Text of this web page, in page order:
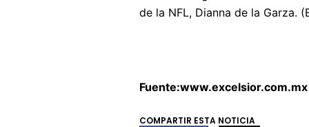
de la NFL, Dianna de la Garza.
Fuente:www.excelsior.com.mx
COMPARTIR ESTA NOTICIA